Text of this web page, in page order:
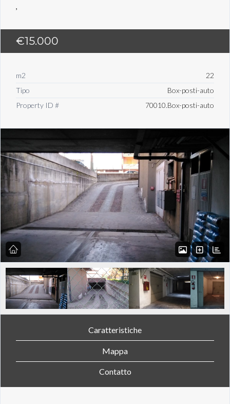
,
€15.000
m2
22
Tipo
Box-posti-auto
Property ID #
70010.Box-posti-auto
Caratteristiche
Mappa
Contatto